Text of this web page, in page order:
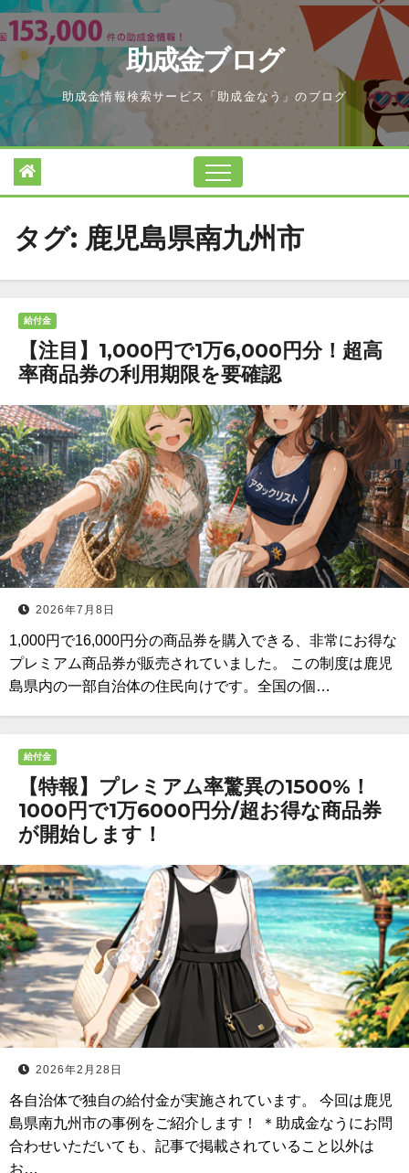
Skip
to
content
助成金ブログ
助成金情報検索サービス「助成金なう」のブログ
タグ: 鹿児島県南九州市
給付金
【注目】1,000円で1万6,000円分！超高
率商品券の利用期限を要確認
2026年7月8日
1,000円で16,000円分の商品券を購入できる、非常にお得な
プレミアム商品券が販売されていました。 この制度は鹿児
島県内の一部自治体の住民向けです。全国の個…
給付金
【特報】プレミアム率驚異の1500%！
1000円で1万6000円分/超お得な商品券
が開始します！
2026年2月28日
各自治体で独自の給付金が実施されています。 今回は鹿児
島県南九州市の事例をご紹介します！ ＊助成金なうにお問
合わせいただいても、記事で掲載されていること以外は
お…